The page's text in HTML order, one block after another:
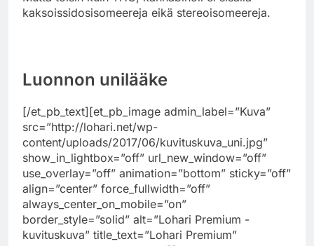
kaksoissidosisomeereja eikä stereoisomeereja.
Luonnon unilääke
[/et_pb_text][et_pb_image admin_label=”Kuva”
src=”http://lohari.net/wp-
content/uploads/2017/06/kuvituskuva_uni.jpg”
show_in_lightbox=”off” url_new_window=”off”
use_overlay=”off” animation=”bottom” sticky=”off”
align=”center” force_fullwidth=”off”
always_center_on_mobile=”on”
border_style=”solid” alt=”Lohari Premium -
kuvituskuva” title_text=”Lohari Premium”